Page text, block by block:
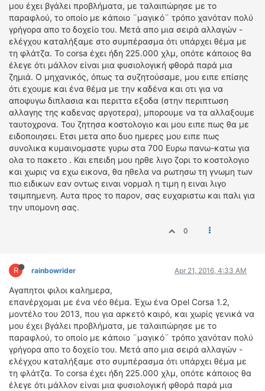
μου έχει βγάλει προβλήματα, με ταλαιπώρησε με το
παραφλού, το οποίο με κάποιο ¨μαγικό¨ τρόπο χανόταν πολύ
γρήγορα απο το δοχείο του. Μετά απο μια σειρά αλλαγών -
ελέγχου καταλήξαμε στο συμπέρασμα ότι υπάρχει θέμα με
τη φλάτζα. Το corsa έχει ήδη 225.000 χλμ, οπότε κάποιος θα
έλεγε ότι μάλλον είναι μια φυσιολογική φθορά παρά μια
ζημιά. Ο μηχανικός, όπως τα συζητούσαμε, μου ειπε επίσης
ότι εχουμε και ένα θέμα με την καδένα και οτι για να
αποφυγω διπλασια και περιττα εξοδα (στην περιπτωση
αλλαγης της καδενας αργοτερα), μπορουμε να τα αλλαξουμε
ταυτοχρονα. Του ζητησα κοστολογιο και μου ειπε πως θα με
ειδοποιησει. Ετσι μετα απο δυο ημερες μου ειπε πως
συνολικα κυμαινομαστε γυρω στα 700 Ευρω πανω-κατω για
ολα το πακετο . Και επειδη μου ηρθε λιγο ζορι το κοστολογιο
και χωρις να εχω εικονα, θα ηθελα να ρωτησω τη γνωμη των
πιο ειδικων εαν οντως ειναι νορμαλ η τιμη η ειναι λιγο
τσιμπημενη. Αυτα προς το παρον, σας ευχαριστω και παλι για
την υπομονη σας.
0
R rainbowrider Apr 21, 2016, 4:33 AM
Αγαπητοι φιλοι καλημερα,
επανέρχομαι με ένα νέο θέμα. Έχω ένα Opel Corsa 1.2,
μοντέλο του 2013, που για αρκετό καιρό, και χωρίς γενικά να
μου έχει βγάλει προβλήματα, με ταλαιπώρησε με το
παραφλού, το οποίο με κάποιο ¨μαγικό¨ τρόπο χανόταν πολύ
γρήγορα απο το δοχείο του. Μετά απο μια σειρά αλλαγών -
ελέγχου καταλήξαμε στο συμπέρασμα ότι υπάρχει θέμα με
τη φλάτζα. Το corsa έχει ήδη 225.000 χλμ, οπότε κάποιος θα
έλεγε ότι μάλλον είναι μια φυσιολογική φθορά παρά μια
4T CLASSIC
ΜΟΝΤΕΛΑ
ΚΑΤΑΣΚΕΥΑΣΤΕΣ
ΠΡΟΣΩΠΙΚΟΤΗΤΕΣ
ΑΓΩΝΙΣΤΙΚΑ ΑΥΤΟΚΙΝΗΤΑ
ΑΓΩΝΕΣ/ΔΙΟΡΓΑΝΩΣΕΙΣ
ΑΓΟΡΑ
ΠΩΛΗΣΕΙΣ
ΠΡΟΣΦΟΡΕΣ
ΜΕΤΑΧΕΙΡΙΣΜΕΝΑ
2ΤΡΟΧΟΙ
ΟΔΗΓΟΥΜΕ
ΑΡΧΕΙΟ ΤΕΥΧΩΝ